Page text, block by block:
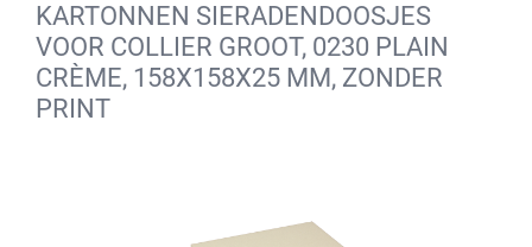
KARTONNEN SIERADENDOOSJES
VOOR COLLIER GROOT, 0230 PLAIN
CRÈME, 158X158X25 MM, ZONDER
PRINT